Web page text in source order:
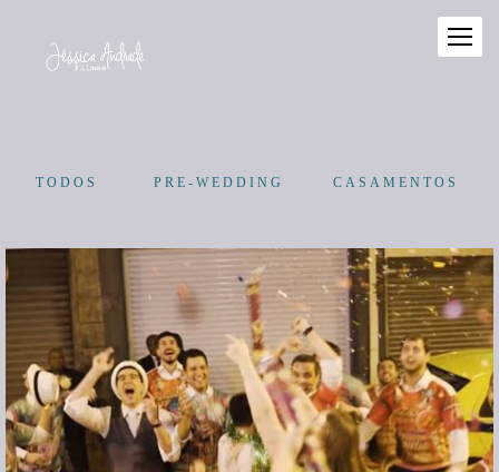
TODOS PRE-WEDDING CASAMENTOS